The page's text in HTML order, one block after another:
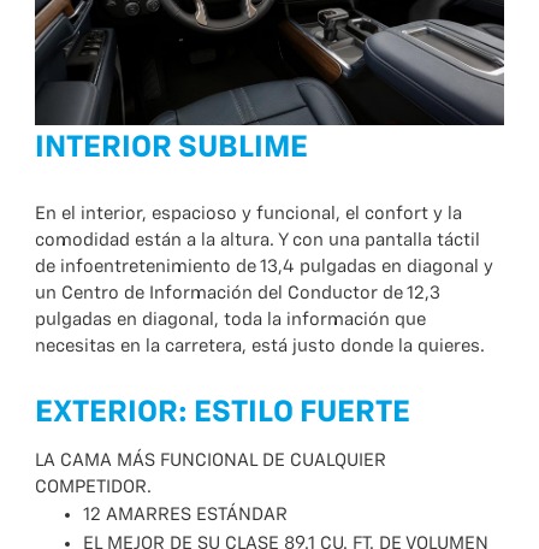
INTERIOR SUBLIME
En el interior, espacioso y funcional, el confort y la
comodidad están a la altura. Y con una pantalla táctil
de infoentretenimiento de 13,4 pulgadas en diagonal y
un Centro de Información del Conductor de 12,3
pulgadas en diagonal, toda la información que
necesitas en la carretera, está justo donde la quieres.
EXTERIOR: ESTILO FUERTE
LA CAMA MÁS FUNCIONAL DE CUALQUIER
COMPETIDOR.
12 AMARRES ESTÁNDAR
EL MEJOR DE SU CLASE 89.1 CU. FT. DE VOLUMEN